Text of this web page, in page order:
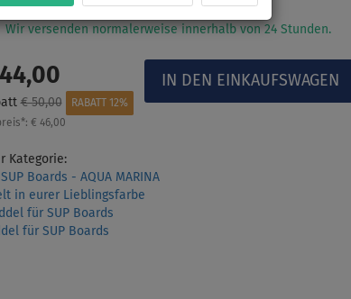
Wir versenden normalerweise innerhalb von 24 Stunden.
€ 50,00
RABATT 12%
€ 46,00
Kategorie:
Boards - AQUA MARINA
in eurer Lieblingsfarbe
für SUP Boards
für SUP Boards